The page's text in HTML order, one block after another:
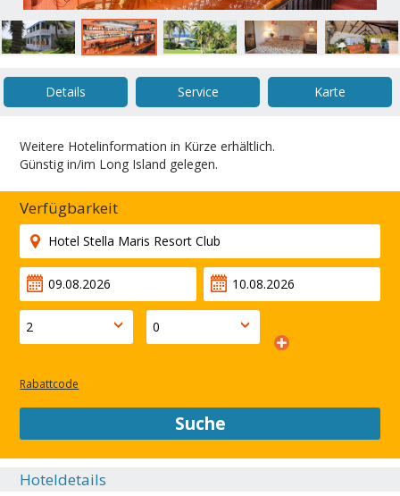
Details Service Karte
Weitere Hotelinformation in Kürze erhältlich.
Günstig in/im Long Island gelegen.
Verfügbarkeit
Rabattcode
Suche
Hoteldetails